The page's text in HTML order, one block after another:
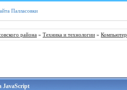
Палласовки
района » Техника и технологии »
JavaScript